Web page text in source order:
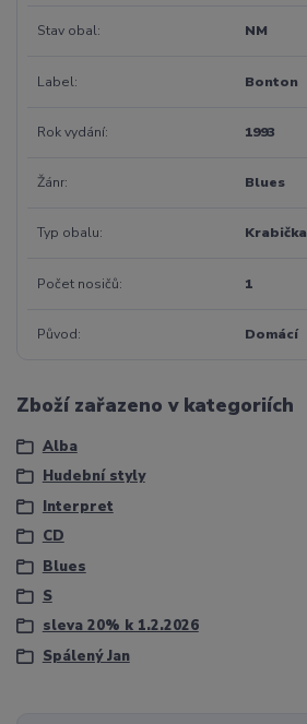
Stav obal NM
Label Bonton
Rok vydání 1993
Žánr Blues
Typ obalu Krabička
Počet nosičů 1
Původ Domácí
Zboží zařazeno v kategoriích
Alba
Hudební styly
Interpret
CD
Blues
S
sleva 20% k 1.2.2026
Spálený Jan